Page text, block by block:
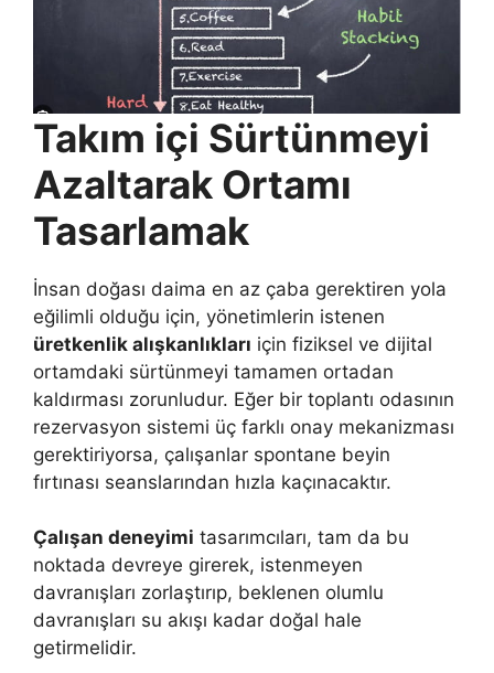
Takım içi Sürtünmeyi
Azaltarak Ortamı
Tasarlamak
İnsan doğası daima en az çaba gerektiren yola
eğilimli olduğu için, yönetimlerin istenen
üretkenlik alışkanlıkları için fiziksel ve dijital
ortamdaki sürtünmeyi tamamen ortadan
kaldırması zorunludur. Eğer bir toplantı odasının
rezervasyon sistemi üç farklı onay mekanizması
gerektiriyorsa, çalışanlar spontane beyin
fırtınası seanslarından hızla kaçınacaktır.
Çalışan deneyimi tasarımcıları, tam da bu
noktada devreye girerek, istenmeyen
davranışları zorlaştırıp, beklenen olumlu
davranışları su akışı kadar doğal hale
getirmelidir.